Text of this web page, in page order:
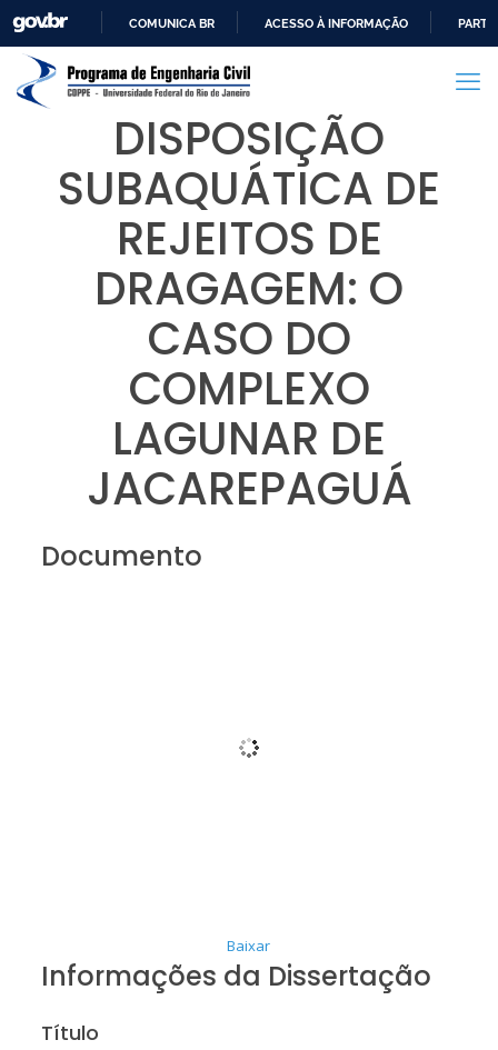
PARA
CONTEÚDO
COMUNICA BR ACESSO À INFORMAÇÃO
DISPOSIÇÃO
SUBAQUÁTICA DE
REJEITOS DE
DRAGAGEM: O
CASO DO
COMPLEXO
LAGUNAR DE
JACAREPAGUÁ
Documento
Baixar
Informações da Dissertação
Título